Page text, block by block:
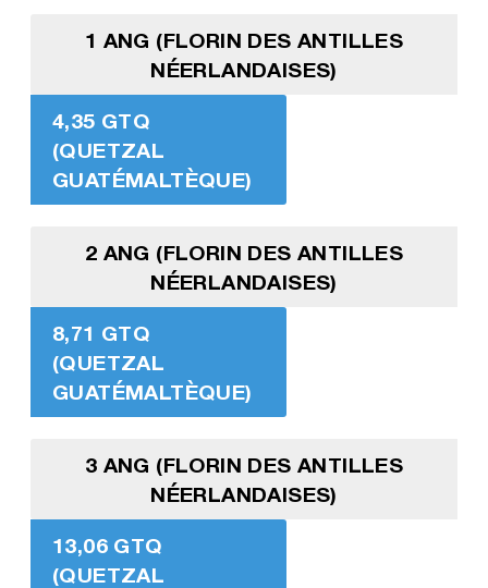
1 ANG (FLORIN DES ANTILLES
NÉERLANDAISES)
4,35 GTQ
(QUETZAL
GUATÉMALTÈQUE)
2 ANG (FLORIN DES ANTILLES
NÉERLANDAISES)
8,71 GTQ
(QUETZAL
GUATÉMALTÈQUE)
3 ANG (FLORIN DES ANTILLES
NÉERLANDAISES)
13,06 GTQ
(QUETZAL